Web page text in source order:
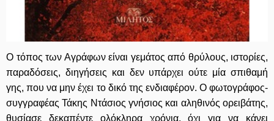
Ο τόπος των Αγράφων είναι γεμάτος από θρύλους, ιστορίες,
παραδόσεις, διηγήσεις και δεν υπάρχει ούτε μία σπιθαμή
γης, που να μην έχει το δικό της ενδιαφέρον. Ο φωτογράφος-
συγγραφέας Τάκης Ντάσιος γνήσιος και αληθινός ορειβάτης,
θυσίασε δεκαπέντε ολόκληρα χρόνια, όχι για να κάνει